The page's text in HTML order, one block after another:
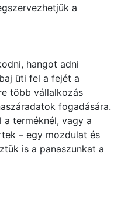
a
hangot adni
üti fel a fejét a
több vállalkozás
fogadására.
a terméknél, vagy a
– egy mozdulat és
is a panaszunkat a